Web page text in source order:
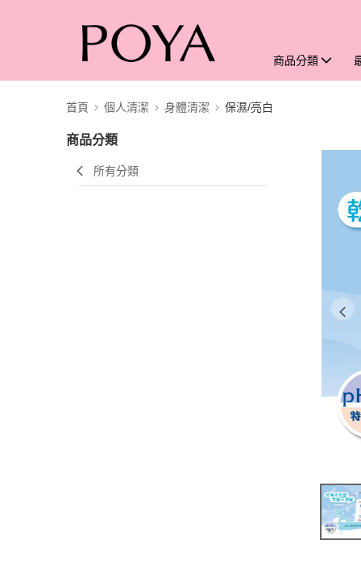
商品分類
首頁 個人清潔 身體清潔 保濕/亮白
商品分類
所有分類